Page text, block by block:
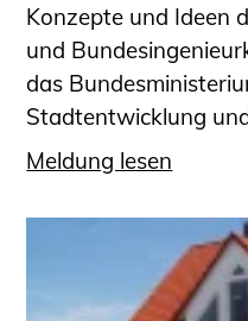
Konzepte und Ideen
und
das
Stadtentwicklung
Meldung lesen